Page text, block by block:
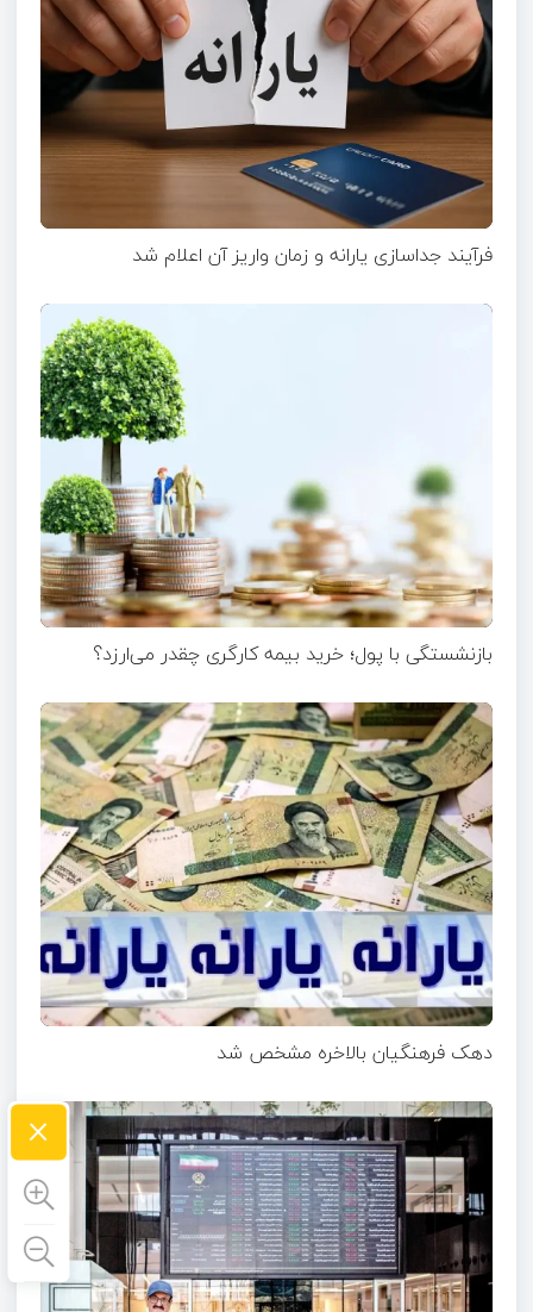
فرآیند جداسازی یارانه و زمان واریز آن اعلام شد
بازنشستگی با پول؛ خرید بیمه کارگری چقدر می‌ارزد؟
دهک فرهنگیان بالاخره مشخص شد
×